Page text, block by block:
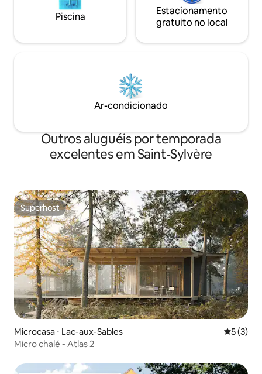
Piscina
Estacionamento
gratuito no local
Ar-condicionado
Outros aluguéis por temporada
excelentes em Saint-Sylvère
Superhost
Superhost
Microcasa ⋅ Lac-aux-Sables 5 de
5 (3)
Micro chalé - Atlas 2